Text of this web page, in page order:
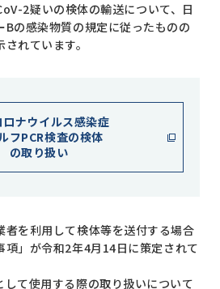
2疑いの検体の輸送について、日
Bの感染物質の規定に従ったものの
れています。
ロナウイルス感染症
フPCR検査の検体
の取り扱い
者を利用して検体等を送付する場合
項」が令和2年4月14日に策定されて
して使用する際の取り扱いについて